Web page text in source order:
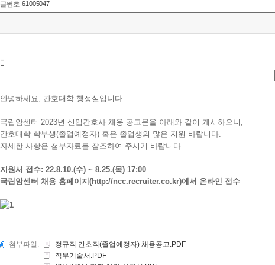
글번호 61005047

안녕하세요, 간호대학 행정실입니다.
국립암센터 2023년 신입간호사 채용 공고문을 아래와 같이 게시하오니,
간호대학 학부생(졸업예정자) 혹은 졸업생의 많은 지원 바랍니다.
자세한 사항은 첨부자료를 참조하여 주시기 바랍니다.
지원서 접수: 22.8.10.(수) ~ 8.25.(목) 17:00
국립암센터 채용 홈페이지(http://ncc.recruiter.co.kr)에서 온라인 접수
첨부파일:
정규직 간호직(졸업예정자) 채용공고.PDF
직무기술서.PDF